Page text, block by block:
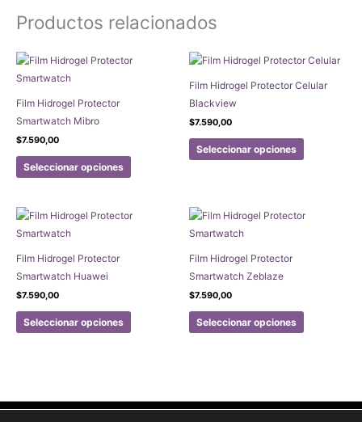
Productos relacionados
Film Hidrogel Protector
Smartwatch Mibro
$7.590,00
Seleccionar opciones
Este
producto
múltiples
producto
Film Hidrogel Protector Celular
Blackview
$7.590,00
Seleccionar opciones
Este
producto
variantes.
Film Hidrogel Protector
Smartwatch Huawei
$7.590,00
Seleccionar opciones
Este
producto
Las
Film Hidrogel Protector
Smartwatch Zeblaze
$7.590,00
Seleccionar opciones
Este
producto
Las